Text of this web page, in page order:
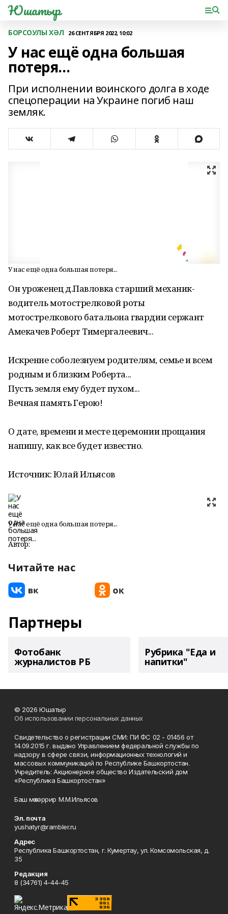
Юшатыр
БОРСОУЛЫ ХӘЛ 26 СЕНТЯБРЯ 2022, 10:02
У нас ещё одна большая
потеря...
При исполнении воинского долга в ходе
спецоперации на Украине погиб наш
земляк.
У нас ещё одна большая потеря...
Он уроженец д.Павловка старший механик-
водитель мотострелковой роты
мотострелкового батальона гвардии сержант
Амекачев Роберт Тимергалеевич...
Искренне соболезнуем родителям, семье и всем
родным и близким Роберта...
Пусть земля ему будет пухом...
Вечная память Герою!
О дате, времени и месте церемонии прощания
напишу, как все будет известно.
Источник: Юлай Ильясов
У нас ещё одна большая потеря...
Автор:
Читайте нас
Партнеры
Фотобанк
журналистов РБ
Рубрика "Еда и
напитки"
© 2026 Юшатыр
Об использовании персональных данных
Свидетельство о регистрации СМИ: ПИ ФС 02 - 01456 от
14.09.2015 г. выдано Управлением федеральной службы по
надзору в сфере связи, информационных технологий и
массовых коммуникаций по Республике Башкортостан.
Учредитель: Акционерное общество Издательский дом
«Республика Башкортостан»
Баш мөхәррир М.М.Ильясов
Эл. почта
yushatyr@rambler.ru
Адрес
Республика Башкортостан, г. Кумертау, ул. Комсомольская, д.
35
Редакция
8 (34761) 4-44-45